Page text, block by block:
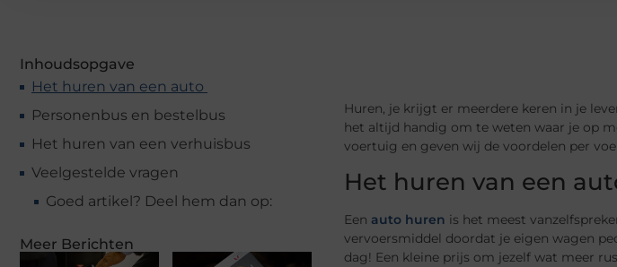
Inhoudsopgave
Het huren van een auto
Personenbus en bestelbus
Het huren van een verhuisbus
Veelgestelde vragen
Goed artikel? Deel hem dan op:
Meer Berichten
Huren, je krijgt er meerdere keren in je
het altijd handig om te weten waar je op
voertuig en geven wij de voordelen per
Het huren van een
Een auto huren is het meest
vervoersmiddel doordat je eigen wagen
dag! Een kleine prijs om jezelf wat meer